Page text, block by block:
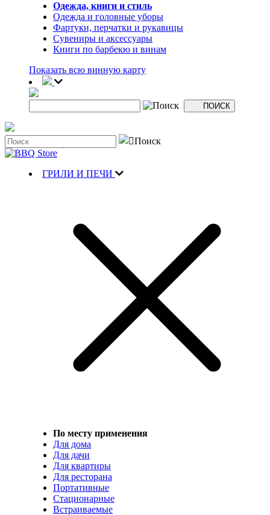
Одежда, книги и стиль
Одежда и головные уборы
Фартуки, перчатки и рукавицы
Сувениры и аксессуары
Книги по барбекю и винам
Показать всю винную карту
ГРИЛИ И ПЕЧИ
По месту применения
Для дома
Для дачи
Для квартиры
Для ресторана
Портативные
Стационарные
Встраиваемые